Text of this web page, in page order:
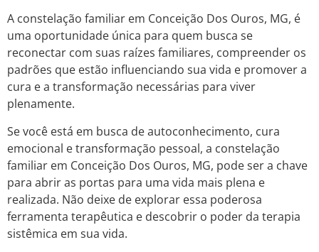
A constelação familiar em Conceição Dos Ouros, MG, é
uma oportunidade única para quem busca se
reconectar com suas raízes familiares, compreender os
padrões que estão influenciando sua vida e promover a
cura e a transformação necessárias para viver
plenamente.
Se você está em busca de autoconhecimento, cura
emocional e transformação pessoal, a constelação
familiar em Conceição Dos Ouros, MG, pode ser a chave
para abrir as portas para uma vida mais plena e
realizada. Não deixe de explorar essa poderosa
ferramenta terapêutica e descobrir o poder da terapia
sistêmica em sua vida.